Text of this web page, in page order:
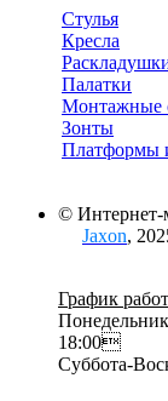
Стулья
Кресла
Палатки
Монтажные
Зонты
Платформы
© Интернет-
Jaxon,
График
18:00
Суббота-